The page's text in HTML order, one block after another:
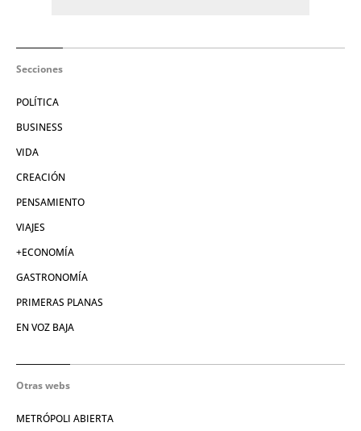
Secciones
POLÍTICA
BUSINESS
VIDA
CREACIÓN
PENSAMIENTO
VIAJES
+ECONOMÍA
GASTRONOMÍA
PRIMERAS PLANAS
EN VOZ BAJA
Otras webs
METRÓPOLI ABIERTA